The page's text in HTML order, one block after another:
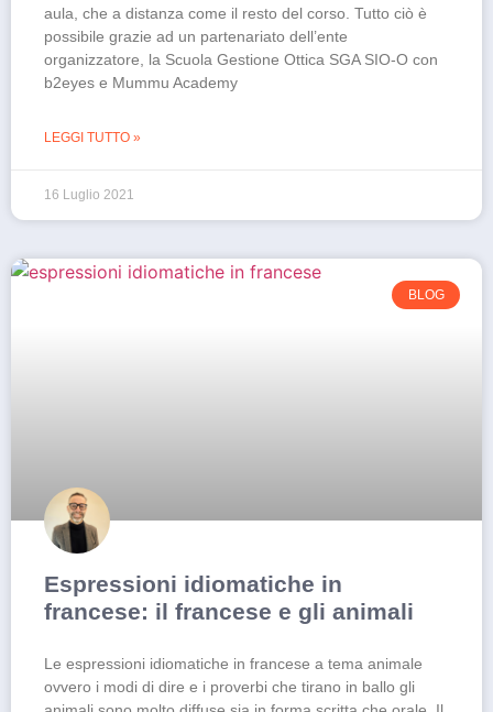
aula, che a distanza come il resto del corso. Tutto ciò è
possibile grazie ad un partenariato dell’ente
organizzatore, la Scuola Gestione Ottica SGA SIO-O con
b2eyes e Mummu Academy
LEGGI TUTTO »
16 Luglio 2021
BLOG
Espressioni idiomatiche in
francese: il francese e gli animali
Le espressioni idiomatiche in francese a tema animale
ovvero i modi di dire e i proverbi che tirano in ballo gli